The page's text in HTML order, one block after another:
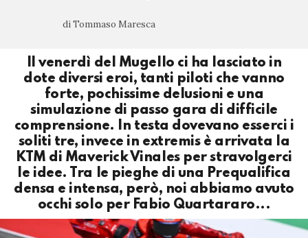
di Tommaso Maresca
Il venerdì del Mugello ci ha lasciato in
dote diversi eroi, tanti piloti che vanno
forte, pochissime delusioni e una
simulazione di passo gara di difficile
comprensione. In testa dovevano esserci i
soliti tre, invece in extremis è arrivata la
KTM di Maverick Vinales per stravolgerci
le idee. Tra le pieghe di una Prequalifica
densa e intensa, però, noi abbiamo avuto
occhi solo per Fabio Quartararo...